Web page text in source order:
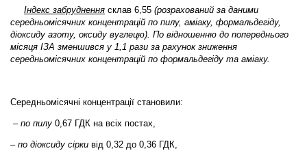
Індекс забруднення склав 6,55 (розрахований за даними
середньомісячних концентрацій по пилу, аміаку, формальдегіду,
діоксиду азоту, оксиду вуглецю). По відношенню до попереднього
місяця ІЗА зменшився у 1,1 рази за рахунок зниження
середньомісячних концентрацій по формальдегіду та аміаку.
Середньомісячні концентрації становили:
– по пилу 0,67 ГДК на всіх постах,
– по діоксиду сірки від 0,32 до 0,36 ГДК,